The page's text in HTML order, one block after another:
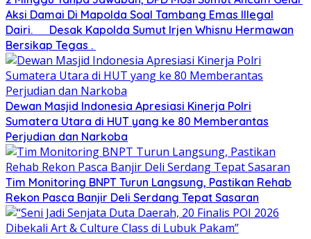
Aksi Damai Di Mapolda Soal Tambang Emas Illegal
Dairi. Desak Kapolda Sumut Irjen Whisnu Hermawan
Bersikap Tegas .
Dewan Masjid Indonesia Apresiasi Kinerja Polri
Sumatera Utara di HUT yang ke 80 Memberantas
Perjudian dan Narkoba
Tim Monitoring BNPT Turun Langsung, Pastikan Rehab
Rekon Pasca Banjir Deli Serdang Tepat Sasaran